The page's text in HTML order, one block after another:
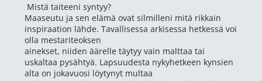
Mistä taiteeni syntyy?
Maaseutu ja sen elämä ovat silmilleni mitä rikkain
inspiraation lähde. Tavallisessa arkisessa hetkessä voi
olla mestariteoksen
​ainekset, niiden äärelle täytyy vain malttaa tai
uskaltaa pysähtyä. Lapsuudesta nykyhetkeen kynsien
alta on jokavuosi löytynyt multaa